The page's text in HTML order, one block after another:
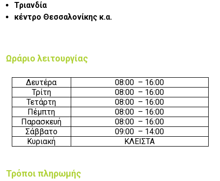
Τριανδία
κέντρο Θεσσαλονίκης κ.α.
Ωράριο λειτουργίας
Δευτέρα 08:00 – 16:00
Τρίτη
08:00 – 16:00
Τετάρτη
08:00 – 16:00
Πέμπτη
08:00 – 16:00
Παρασκευή
08:00 – 16:00
Σάββατο
09:00 – 14:00
Κυριακή
ΚΛΕΙΣΤΑ
Τρόποι πληρωμής